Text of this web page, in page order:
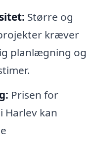
Større og
kræver
planlægning og
Prisen for
Harlev kan